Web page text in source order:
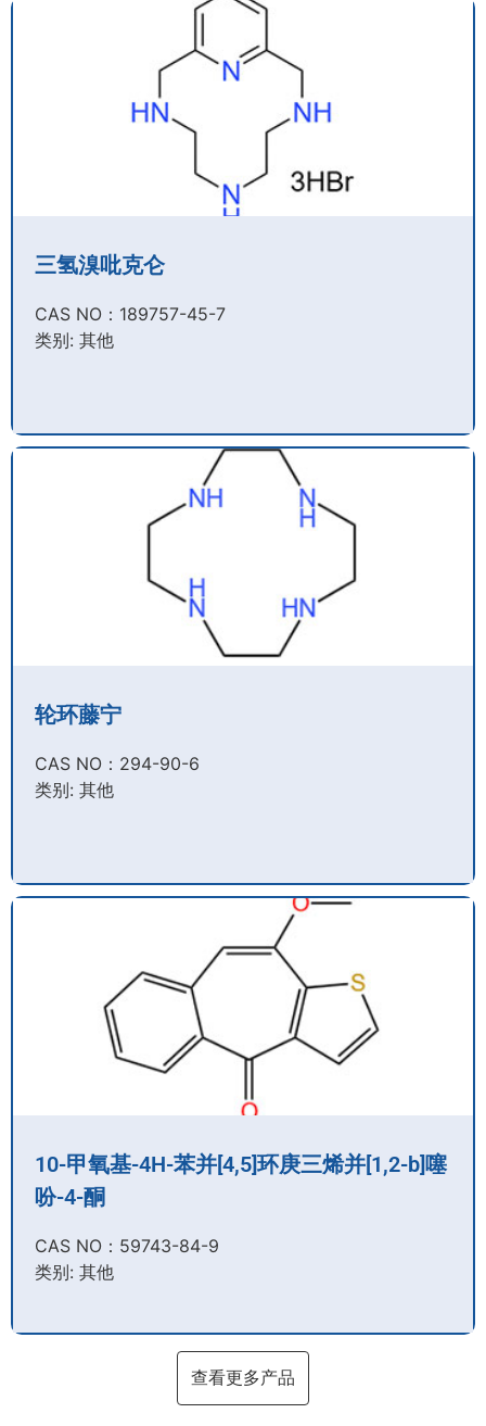
三氢溴吡克仑
CAS NO：189757-45-7​
类别: 其他
轮环藤宁
CAS NO：294-90-6​
类别: 其他
10-甲氧基-4H-苯并[4,5]环庚三烯并[1,2-b]噻
吩-4-酮
CAS NO：59743-84-9​
类别: 其他
查看更多产品